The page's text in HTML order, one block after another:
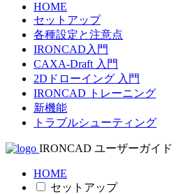
HOME
セットアップ
各種設定と注意点
IRONCAD入門
CAXA-Draft 入門
2Dドローイング 入門
IRONCAD トレーニング
新機能
トラブルシューティング
IRONCAD ユーザーガイド
HOME
セットアップ